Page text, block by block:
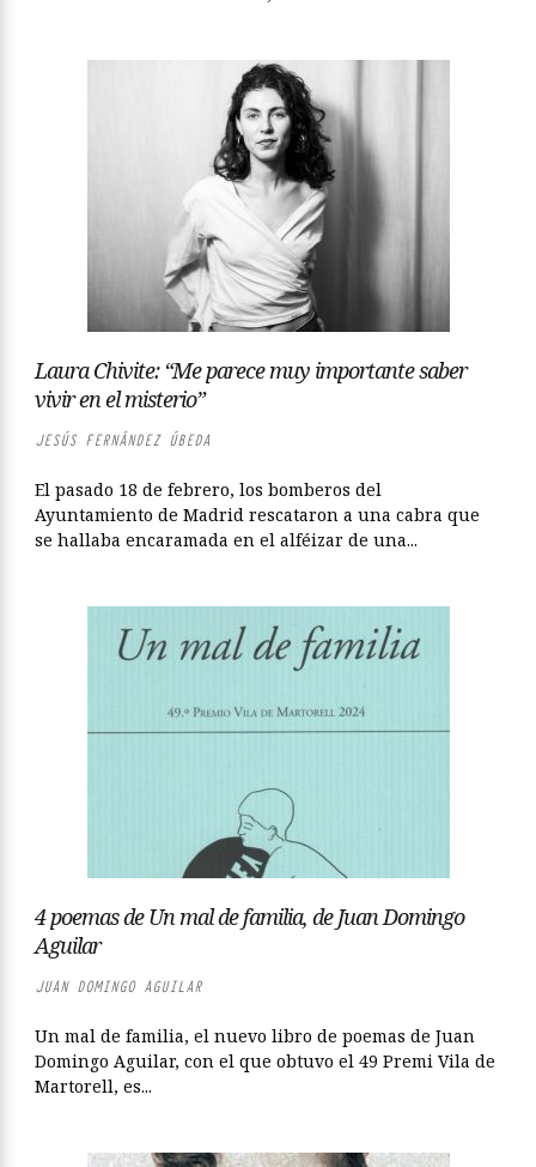
Laura Chivite: “Me parece muy importante saber
vivir en el misterio”
JESÚS FERNÁNDEZ ÚBEDA
El pasado 18 de febrero, los bomberos del
Ayuntamiento de Madrid rescataron a una cabra que
se hallaba encaramada en el alféizar de una...
4 poemas de Un mal de familia, de Juan Domingo
Aguilar
JUAN DOMINGO AGUILAR
Un mal de familia, el nuevo libro de poemas de Juan
Domingo Aguilar, con el que obtuvo el 49 Premi Vila de
Martorell, es...